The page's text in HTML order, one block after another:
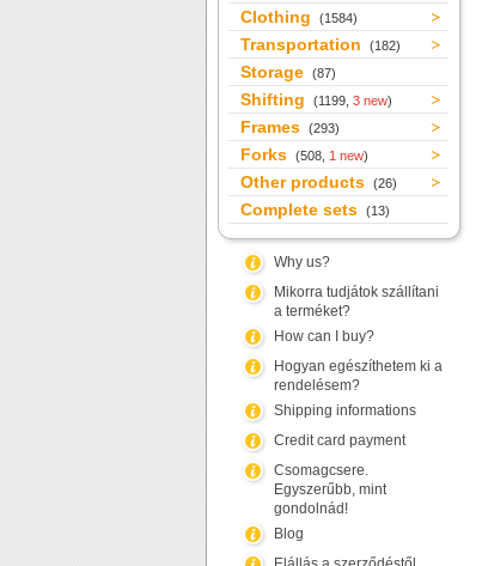
Clothing (1584)
Transportation (182)
Storage (87)
Shifting (1199, 3 new)
Frames (293)
Forks (508, 1 new)
Other products (26)
Complete sets (13)
Why us?
Mikorra tudjátok szállítani
a terméket?
How can I buy?
Hogyan egészíthetem ki a
rendelésem?
Shipping informations
Credit card payment
Csomagcsere.
Egyszerűbb, mint
gondolnád!
Blog